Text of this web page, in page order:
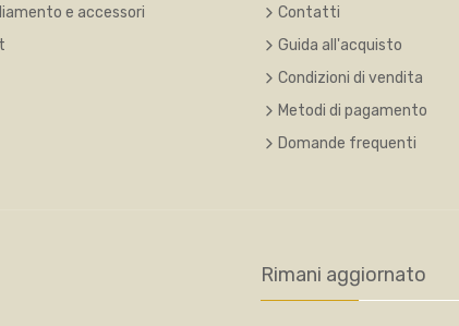
e accessori
Contatti
Guida all'acquisto
Condizioni di vendita
Metodi di pagamento
Domande frequenti
Rimani aggiornato